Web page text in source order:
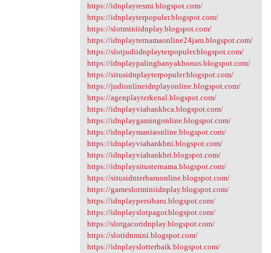
https://idnplayresmi.blogspot.com/
https://idnplayterpopuler.blogspot.com/
https://slotminiidnplay.blogspot.com/
https://idnplayternamaonline24jam.blogspot.com/
https://slotjudiidnplayterpopuler.blogspot.com/
https://idnplaypalingbanyakbonus.blogspot.com/
https://situsidnplayterpopuler.blogspot.com/
https://judionlineidnplayonline.blogspot.com/
https://agenplayterkenal.blogspot.com/
https://idnplayviabankbca.blogspot.com/
https://idnplaygamingonline.blogspot.com/
https://idnplaymaniaonline.blogspot.com/
https://idnplayviabankbni.blogspot.com/
https://idnplayviabankbri.blogspot.com/
https://idnplaysitusternama.blogspot.com/
https://situsidnterbaruonline.blogspot.com/
https://gameslotminiidnplay.blogspot.com/
https://idnplaypersibaru.blogspot.com/
https://idnplayslotpagor.blogspot.com/
https://slotgacoridnplay.blogspot.com/
https://slotidnmini.blogspot.com/
https://idnplayslotterbaik.blogspot.com/